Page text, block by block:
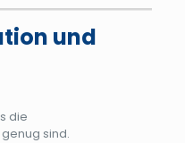
und
die
sind.